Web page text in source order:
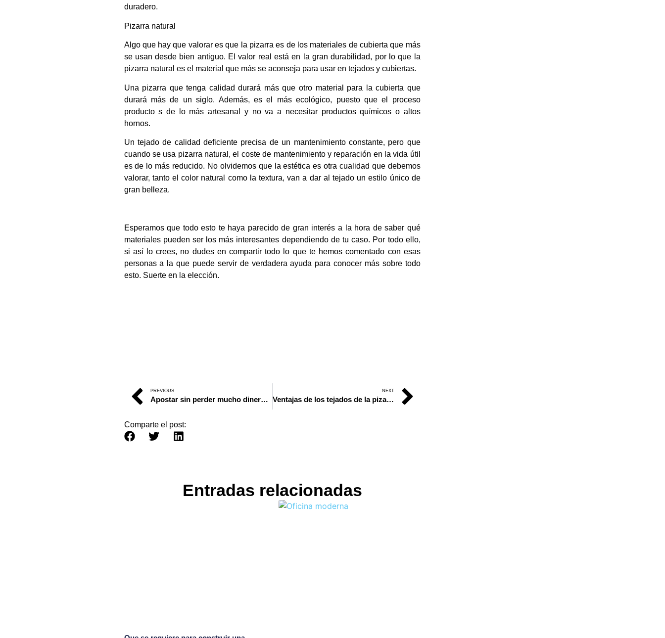
duradero.
Pizarra natural
Algo que hay que valorar es que la pizarra es de los materiales de cubierta que más
se usan desde bien antiguo. El valor real está en la gran durabilidad, por lo que la
pizarra natural es el material que más se aconseja para usar en tejados y cubiertas.
Una pizarra que tenga calidad durará más que otro material para la cubierta que
durará más de un siglo. Además, es el más ecológico, puesto que el proceso
producto s de lo más artesanal y no va a necesitar productos químicos o altos
hornos.
Un tejado de calidad deficiente precisa de un mantenimiento constante, pero que
cuando se usa pizarra natural, el coste de mantenimiento y reparación en la vida útil
es de lo más reducido. No olvidemos que la estética es otra cualidad que debemos
valorar, tanto el color natural como la textura, van a dar al tejado un estilo único de
gran belleza.
Esperamos que todo esto te haya parecido de gran interés a la hora de saber qué
materiales pueden ser los más interesantes dependiendo de tu caso. Por todo ello,
si así lo crees, no dudes en compartir todo lo que te hemos comentado con esas
personas a la que puede servir de verdadera ayuda para conocer más sobre todo
esto. Suerte en la elección.
PREVIOUS
Apostar sin perder mucho dinero es posible; descubre cómo.
NEXT
Ventajas de los tejados de la pizarra
Comparte el post:
Entradas relacionadas